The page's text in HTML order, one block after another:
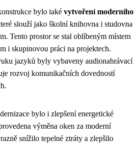
bylo také vytvoření moderního
slouží jako školní knihovna i studovna
Tento prostor se stal oblíbeným místem
i skupinovou práci na projektech.
jazyků byly vybaveny audionahrávací
rozvoj komunikačních dovedností
bylo i zlepšení energetické
výměna oken za moderní
snížilo tepelné ztráty a zlepšilo